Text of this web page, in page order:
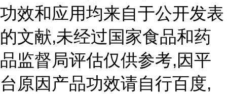
功效和应用均来自于公开发表
的文献,未经过国家食品和药
品监督局评估仅供参考,因平
台原因产品功效请自行百度,